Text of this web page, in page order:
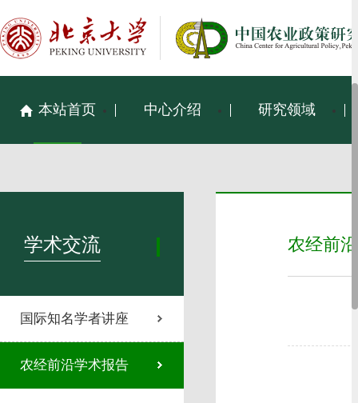
本站首页 中心介绍 研究领域
学术交流
国际知名学者讲座
农经前沿学术报告
农经前